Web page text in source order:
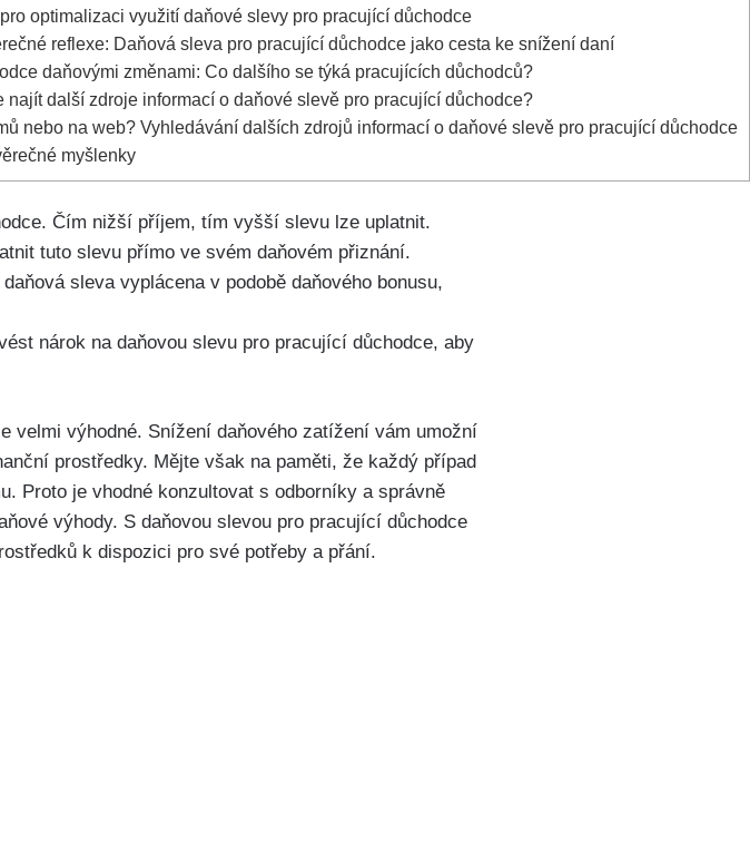
optimalizaci‍ využití daňové slevy⁤ pro pracující důchodce
reflexe: Daňová sleva pro pracující důchodce jako cesta ke snížení ​daní
daňovými změnami: Co dalšího se týká ‌pracujících důchodců?
najít další zdroje informací o daňové slevě pro pracující důchodce?
nebo ⁣na⁢ web? Vyhledávání ⁢dalších zdrojů‌ informací o daňové slevě pro pracující důchodce
myšlenky
Čím nižší příjem, tím vyšší slevu lze ⁤uplatnit.
tuto slevu přímo ve⁢ svém daňovém⁣ přiznání.
sleva vyplácena v podobě daňového bonusu,
nárok na daňovou slevu pro ‍pracující důchodce, aby
velmi výhodné. Snížení‍ daňového zatížení vám umožní
prostředky. Mějte však na ‍paměti, že každý případ
Proto je⁣ vhodné konzultovat s odborníky a správně
výhody. S daňovou slevou pro pracující důchodce
k dispozici pro své potřeby​ a přání.